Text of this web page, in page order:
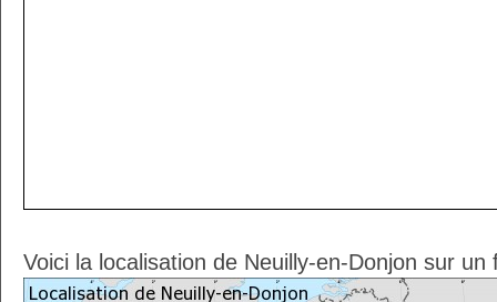
Voici la localisation de Neuilly-en-Donjon sur